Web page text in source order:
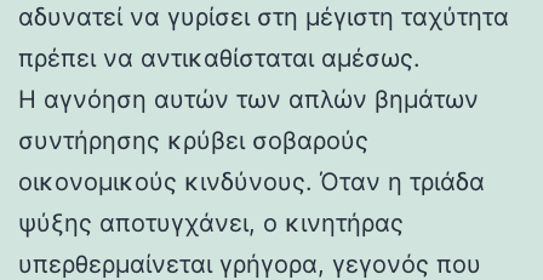
αδυνατεί να γυρίσει στη μέγιστη ταχύτητα
πρέπει να αντικαθίσταται αμέσως.
Η αγνόηση αυτών των απλών βημάτων
συντήρησης κρύβει σοβαρούς
οικονομικούς κινδύνους. Όταν η τριάδα
ψύξης αποτυγχάνει, ο κινητήρας
υπερθερμαίνεται γρήγορα, γεγονός που